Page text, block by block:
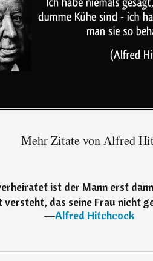
Mehr Zitate von Alfred
ist der Mann erst
versteht, das seine Frau nicht
―Alfred Hitchcock